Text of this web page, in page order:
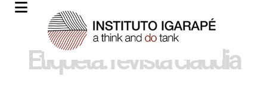
Etiqueta: revista claudia